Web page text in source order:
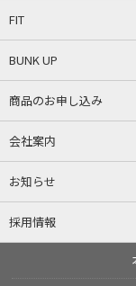
FIT
BUNK UP
商品のお申し込み
会社案内
お知らせ
採用情報